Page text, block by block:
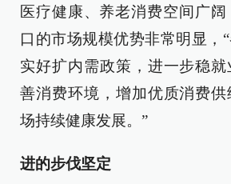
医疗健康、养老消费空间广阔
口的市场规模优势非常明显，
实好扩内需政策，进一步稳
善消费环境，增加优质消费
场持续健康发展。”
进的步伐坚定